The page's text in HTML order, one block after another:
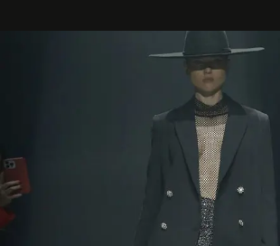
por propósitos, com um claro senso de